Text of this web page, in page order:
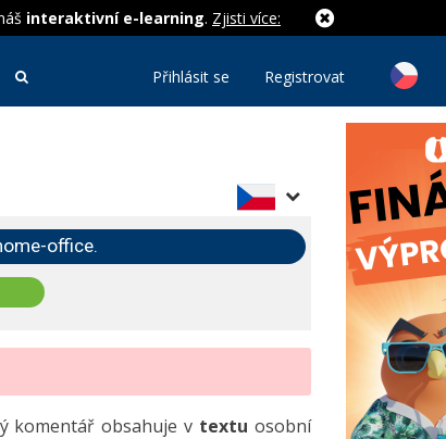
interaktivní e-learning. Zjisti více:
Přihlásit se Registrovat
office.
komentář obsahuje v textu osobní